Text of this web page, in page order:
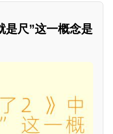
是尺”这一概念是